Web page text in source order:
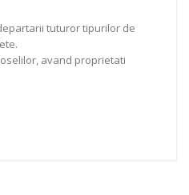
tuturor tipurilor de
avand proprietati